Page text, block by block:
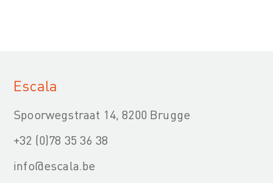
Escala
Spoorwegstraat 14, 8200 Brugge
+32 (0)78 35 36 38
info@escala.be